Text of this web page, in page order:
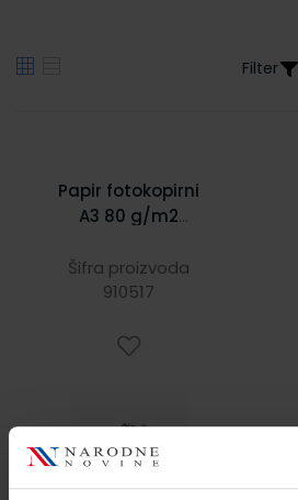
Filter
Papir fotokopirni
A3 80 g/m2
Universal
Šifra proizvoda
910517